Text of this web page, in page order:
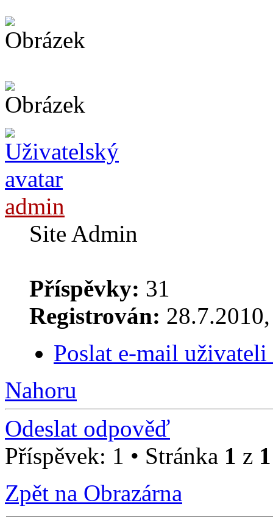
admin
Site Admin
Příspěvky: 31
Registrován:
Poslat e-mail
Nahoru
Odeslat odpověď
Příspěvek: 1 • Stránka 1 z 1
Zpět na Obrazárna